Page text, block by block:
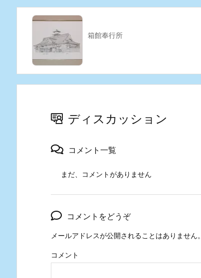
箱館奉行所
ディスカッション
コメント一覧
まだ、コメントがありません
コメントをどうぞ
メールアドレスが公開されることはありません。
コメント